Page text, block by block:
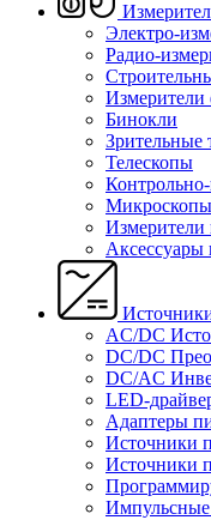
Электро-
Радио-
Измерители
Бинокли
Зрительные
Телескопы
Микроскопы
Аксессуары
AC/DC
DC/DC
DC/AC
LED-
Адаптеры
Источники
Источники